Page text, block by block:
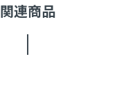
関連商品